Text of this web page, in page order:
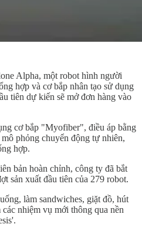
Alpha, một robot hình người
hợp và cơ bắp nhân tạo sử dụng
tiên dự kiến sẽ mở đơn hàng vào
cơ bắp "Myofiber", điều áp bằng
phỏng chuyển động tự nhiên,
hợp.
bản hoàn chỉnh, công ty đã bắt
sản xuất đầu tiên của 279 robot.
làm sandwiches, giặt đồ, hút
nhiệm vụ mới thông qua nền